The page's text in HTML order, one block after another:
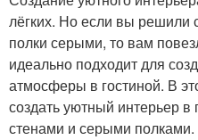
лёгких. Но если вы решили
полки серыми, то вам
идеально подходит для
атмосферы в гостиной. В
создать уютный интерьер в
стенами и серыми полками.